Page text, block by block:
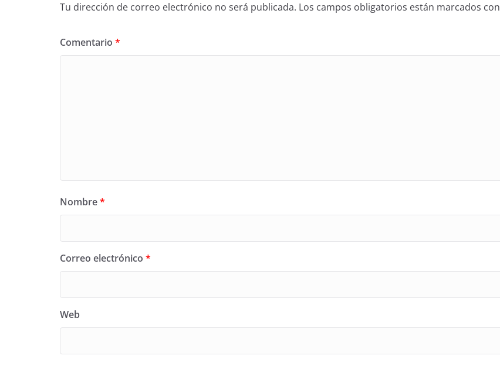
Tu dirección de correo electrónico no será publicada. Los campos obligatorios están marcados con
Comentario *
Nombre*
Correo electrónico *
Web